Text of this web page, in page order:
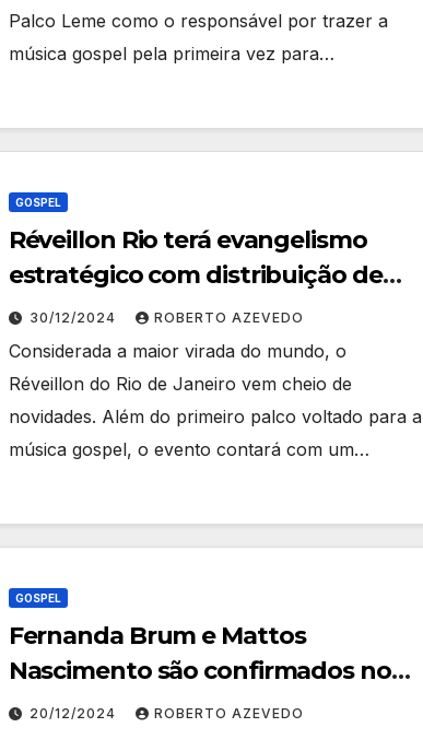
Palco Leme como o responsável por trazer a
música gospel pela primeira vez para…
GOSPEL
Réveillon Rio terá evangelismo
estratégico com distribuição de
Bíblias e música gospel no Palco
Leme
30/12/2024 ROBERTO AZEVEDO
Considerada a maior virada do mundo, o
Réveillon do Rio de Janeiro vem cheio de
novidades. Além do primeiro palco voltado para a
música gospel, o evento contará com um…
GOSPEL
Fernanda Brum e Mattos
Nascimento são confirmados no
palco gospel do réveillon no Rio de
20/12/2024 ROBERTO AZEVEDO